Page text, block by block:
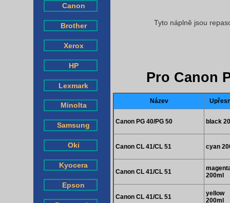
Canon
Brother
Xerox
HP
Lexmark
Minolta
Samsung
Oki
Kyocera
Epson
Tyto náplně jsou
Pro Canon
Název
Canon PG 40/PG 50 black
Canon CL 41/CL 51 cyan
Canon CL 41/CL 51
200ml
Canon CL 41/CL 51
yellow
200ml